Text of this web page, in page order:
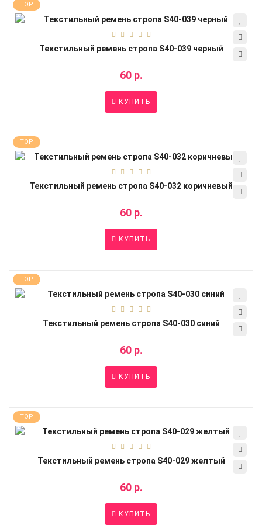
TOP
Текстильный ремень стропа S40-039 черный
60 р.
КУПИТЬ
TOP
Текстильный ремень стропа S40-032 коричневый
60 р.
КУПИТЬ
TOP
Текстильный ремень стропа S40-030 синий
60 р.
КУПИТЬ
TOP
Текстильный ремень стропа S40-029 желтый
60 р.
КУПИТЬ